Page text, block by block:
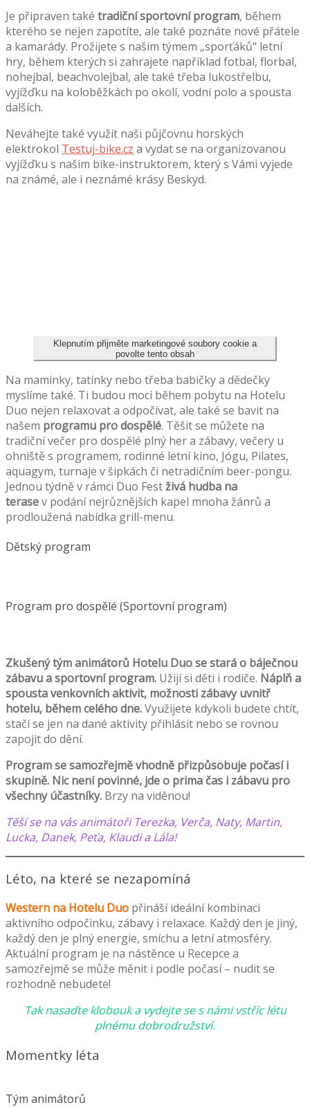
Je připraven také tradiční sportovní program, během
kterého se nejen zapotíte, ale také poznáte nové přátele
a kamarády. Prožijete s našim týmem „sporťáků“ letní
hry, během kterých si zahrajete například fotbal, florbal,
nohejbal, beachvolejbal, ale také třeba lukostřelbu,
vyjížďku na koloběžkách po okolí, vodní polo a spousta
dalších.
Neváhejte také využít naši půjčovnu horských
elektrokol Testuj-bike.cz a vydat se na organizovanou
vyjížďku s našim bike-instruktorem, který s Vámi vyjede
na známé, ale i neznámé krásy Beskyd.
Klepnutím přijměte marketingové soubory cookie a
povolte tento obsah
Na maminky, tatínky nebo třeba babičky a dědečky
myslíme také. Ti budou moci během pobytu na Hotelu
Duo nejen relaxovat a odpočívat, ale také se bavit na
našem programu pro dospělé. Těšit se můžete na
tradiční večer pro dospělé plný her a zábavy, večery u
ohniště s programem, rodinné letní kino, Jógu, Pilates,
aquagym, turnaje v šipkách či netradičním beer-pongu.
Jednou týdně v rámci Duo Festživá hudba na
terasev podání nejrůznějších kapel mnoha žánrů a
prodloužená nabídka grill-menu.
Dětský program
Program pro dospělé (Sportovní program)
Zkušený tým animátorů Hotelu Duo se stará o báječnou
zábavu a sportovní program. Užijí si děti i rodiče. Náplň a
spousta venkovních aktivit, možnosti zábavy uvnitř
hotelu, během celého dne.Využijete kdykoli budete chtít,
stačí se jen na dané aktivity přihlásit nebo se rovnou
zapojit do dění.
Program se samozřejmě vhodně přizpůsobuje počasí i
skupině. Nic není povinné, jde o prima čas i zábavu pro
všechny účastníky. Brzy na viděnou!
Těší se na vás animátoři Terezka, Verča, Naty, Martin,
Lucka, Danek, Peťa, Klaudi a Lála!
Léto, na které se nezapomíná
Western na Hotelu Duo přináší ideální kombinaci
aktivního odpočinku, zábavy i relaxace. Každý den je jiný,
každý den je plný energie, smíchu a letní atmosféry.
Aktuální program je na nástěnce u Recepce a
samozřejmě se může měnit i podle počasí – nudit se
rozhodně nebudete!
Tak nasaďte klobouk a vydejte se s námi vstříc létu
plnému dobrodružství.
Momentky léta
Tým animátorů